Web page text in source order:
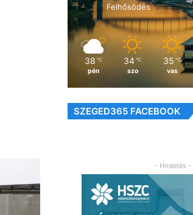
Felhősödés
38 ℃
pén
34 ℃
szo
35 ℃
vas
SZEGED365 FACEBOOK
- Hirdetés -